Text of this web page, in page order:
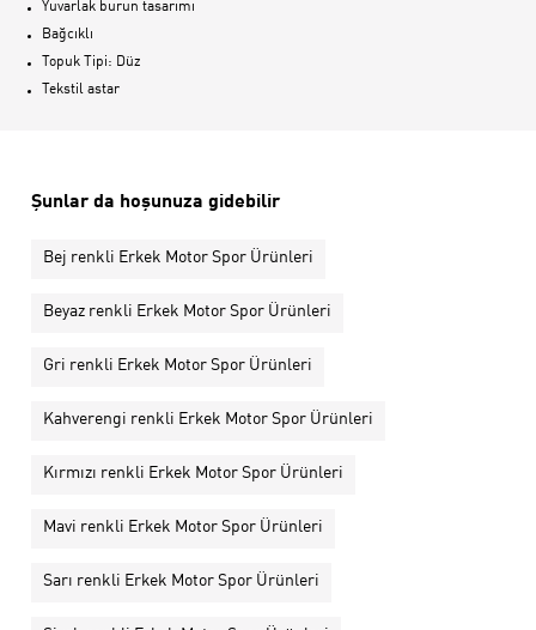
Yuvarlak burun tasarımı
Bağcıklı
Topuk Tipi: Düz
Tekstil astar
Şunlar da hoşunuza gidebilir
Bej renkli Erkek Motor Spor Ürünleri
Beyaz renkli Erkek Motor Spor Ürünleri
Gri renkli Erkek Motor Spor Ürünleri
Kahverengi renkli Erkek Motor Spor Ürünleri
Kırmızı renkli Erkek Motor Spor Ürünleri
Mavi renkli Erkek Motor Spor Ürünleri
Sarı renkli Erkek Motor Spor Ürünleri